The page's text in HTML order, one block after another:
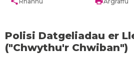
Polisi Datgeliadau er
("Chwythu'r Chwiban")